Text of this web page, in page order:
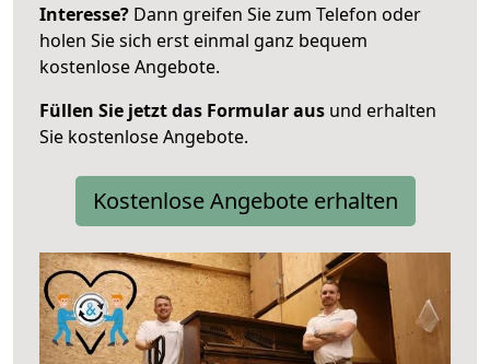
Interesse? Dann greifen Sie zum Telefon oder
holen Sie sich erst einmal ganz bequem
kostenlose Angebote.
Füllen Sie jetzt das Formular aus und erhalten
Sie kostenlose Angebote.
Kostenlose Angebote erhalten